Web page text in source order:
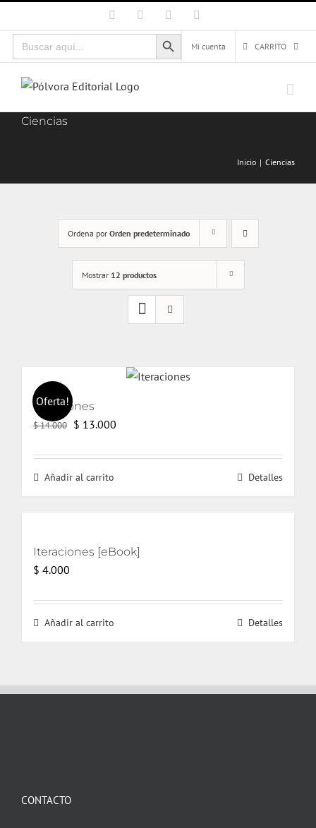
al
contenido
Facebook Instagram
Buscar:
Botón de búsqueda
Mi cuenta
CARRITO
Ciencias
Inicio Ciencias
Ordena por Orden predeterminado
Mostrar 12 productos
Oferta!
Iteraciones
$14.000 El
original
era:
$ 13.000
actual
Añadir al carrito Detalles
Iteraciones [eBook]
$ 4.000
Añadir al carrito Detalles
CONTACTO